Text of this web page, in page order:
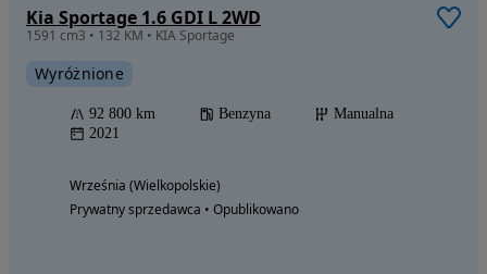
Kia Sportage 1.6 GDI L 2WD
1591 cm3 • 132 KM • KIA Sportage
Wyróżnione
92 800 km Benzyna
Manualna
2021
Września (Wielkopolskie)
Prywatny sprzedawca • Opublikowano